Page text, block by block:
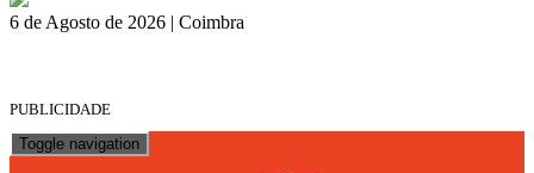
6 de Agosto de 2026 | Coimbra
PUBLICIDADE
Toggle navigation